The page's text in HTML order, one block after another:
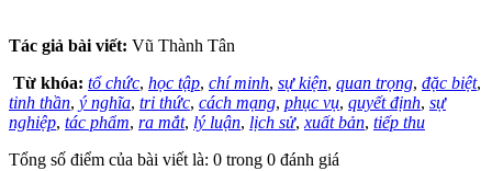
Tác giả bài viết: Vũ Thành Tân
Từ khóa: tổ chức, học tập, chí minh, sự kiện, quan trọng, đặc biệt,
tinh thần, ý nghĩa, tri thức, cách mạng, phục vụ, quyết định, sự
nghiệp, tác phẩm, ra mắt, lý luận, lịch sử, xuất bản, tiếp thu
Tổng số điểm của bài viết là: 0 trong 0 đánh giá